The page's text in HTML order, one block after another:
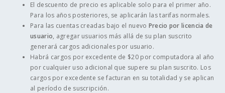
El descuento de precio es aplicable solo para el primer año.
Para los años posteriores, se aplicarán las tarifas normales.
Para las cuentas creadas bajo el nuevo Precio por licencia de
usuario, agregar usuarios más allá de su plan suscrito
generará cargos adicionales por usuario.
Habrá cargos por excedente de $20 por computadora al año
por cualquier uso adicional que supere su plan suscrito. Los
cargos por excedente se facturan en su totalidad y se aplican
al período de suscripción.